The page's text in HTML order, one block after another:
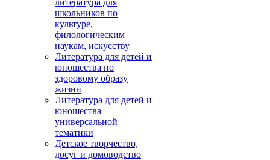
литература для
школьников по
культуре,
филологическим
наукам, искусству
Литература для детей и
юношества по
здоровому образу
жизни
Литература для детей и
юношества
универсальной
тематики
Детское творчество,
досуг и домоводство